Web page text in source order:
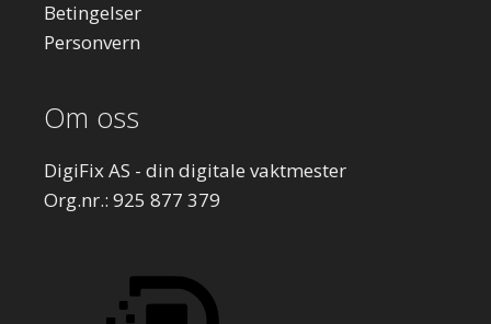
Betingelser
Personvern
Om oss
DigiFix AS - din digitale vaktmester
Org.nr.: 925 877 379